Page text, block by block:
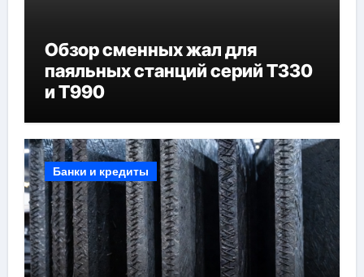
Обзор сменных жал для
паяльных станций серий T330
и T990
Банки и кредиты